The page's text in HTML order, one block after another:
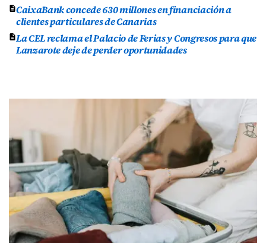
CaixaBank concede 630 millones en financiación a
clientes particulares de Canarias
La CEL reclama el Palacio de Ferias y Congresos para que
Lanzarote deje de perder oportunidades